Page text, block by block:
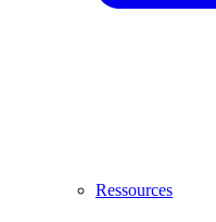
Ressources